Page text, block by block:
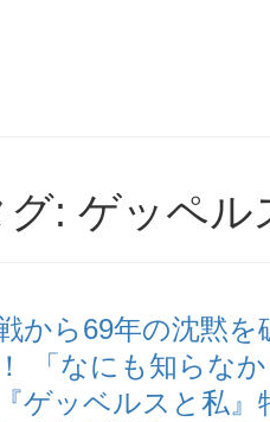
グ: ゲッペル
から69年の沈黙
「なにも知らな
ゲッベルスと私』